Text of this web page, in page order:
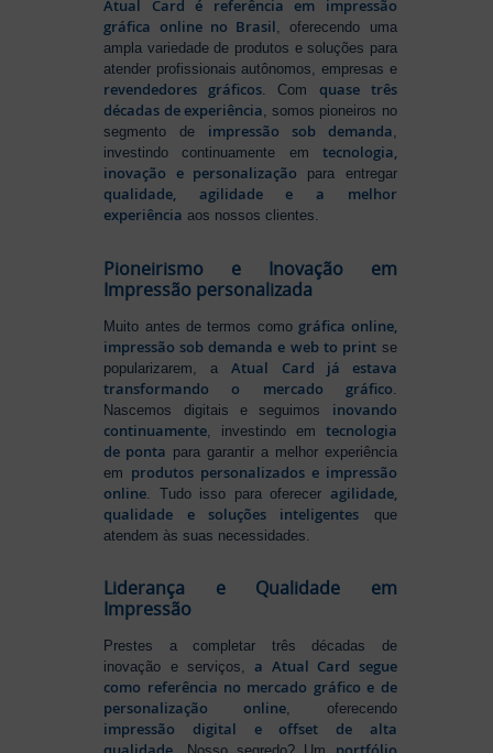
Atual Card é referência em impressão
gráfica online no Brasil , oferecendo uma
ampla variedade de produtos e soluções para
atender profissionais autônomos, empresas e
revendedores gráficos. Comquase três
décadas de experiência , somos pioneiros no
segmento de impressão sob demanda
investindo continuamente em tecnologia,
inovação e personalização para entregar
qualidade, agilidade e a melhor
experiência aos nossos clientes.
Pioneirismo e Inovação em
Impressão personalizada
Muito antes de termos como gráfica online,
impressão sob demanda e web to printse
popularizarem, aAtual Card já estava
transformando o mercado gráfico
Nascemos digitais e seguimos inovando
continuamente , investindo em tecnologia
de ponta para garantir a melhor experiência
em produtos personalizados e impressão
online . Tudo isso para oferecer agilidade,
qualidade e soluções inteligentes que
atendem às suas necessidades.
Liderança e Qualidade em
Impressão
Prestes a completar três décadas de
inovação e serviços,a Atual Card segue
como referência no mercado gráfico e de
personalização online, oferecendo
impressão digital e offset de alta